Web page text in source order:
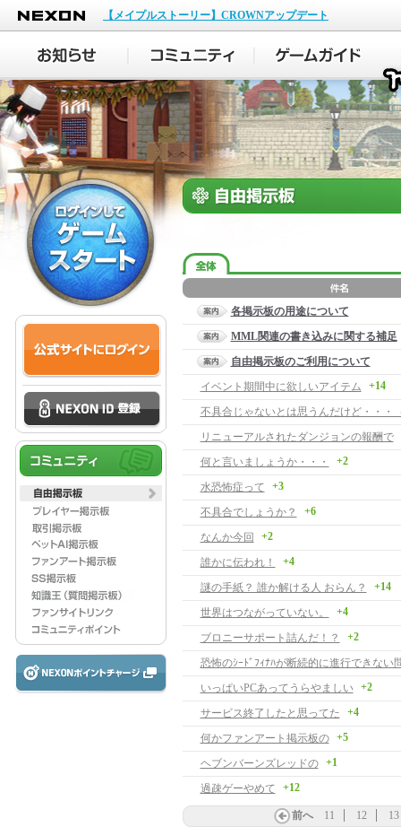
NEXON
【メイプルストーリー】CROWNアップデート
各掲示板の用途について
MML関連の書き込みに関する補足
自由掲示板のご利用について
イベント期間中に欲しいアイテム
+14
不具合じゃないとは思うんだけど・・・
リニューアルされたダンジョンの報酬で
何と言いましょうか・・・ +2
水恐怖症って +3
不具合でしょうか？ +6
なんか今回 +2
誰かに伝われ！ +4
謎の手紙？ 誰か解ける人 おらん？ +14
世界はつながっていない。 +4
ブロニーサポート詰んだ！？ +2
恐怖のｼｰﾄﾞﾌｨﾅﾊが断続的に進行できない
いっぱいPCあってうらやましい
+2
サービス終了したと思ってた +4
何かファンアート掲示板の +5
ヘブンバーンズレッドの +1
過疎ゲーやめて +12
前へ 11 12 13